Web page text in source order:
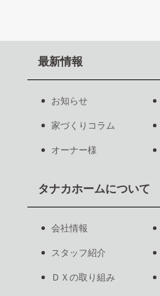
最新情報
お知らせ
家づくりコラム
オーナー様
タナカホームについて
会社情報
スタッフ紹介
ＤＸの取り組み